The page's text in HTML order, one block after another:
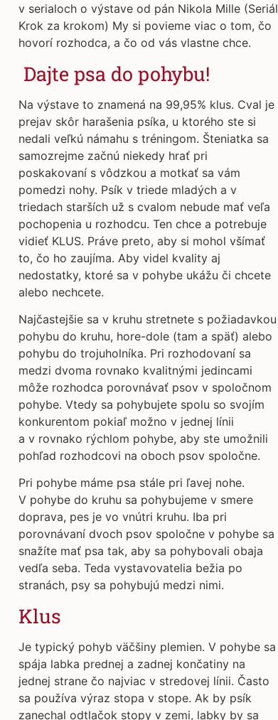
v serialoch o výstave od pán Nikola Mille (Seriál
Krok za krokom) My si povieme viac o tom, čo
hovorí rozhodca, a čo od vás vlastne chce.
Dajte psa do pohybu!
Na výstave to znamená na 99,95% klus. Cval je
prejav skôr harašenia psíka, u ktorého ste si
nedali veľkú námahu s tréningom. Šteniatka sa
samozrejme začnú niekedy hrať pri
poskakovaní s vôdzkou a motkať sa vám
pomedzi nohy. Psík v triede mladých a v
triedach starších už s cvalom nebude mať veľa
pochopenia u rozhodcu. Ten chce a potrebuje
vidieť KLUS. Práve preto, aby si mohol všímať
to, čo ho zaujíma. Aby videl kvality aj
nedostatky, ktoré sa v pohybe ukážu či chcete
alebo nechcete.
Najčastejšie sa v kruhu stretnete s požiadavkou
pohybu do kruhu, hore-dole (tam a späť) alebo
pohybu do trojuholníka. Pri rozhodovaní sa
medzi dvoma rovnako kvalitnými jedincami
môže rozhodca porovnávať psov v spoločnom
pohybe. Vtedy sa pohybujete spolu so svojím
konkurentom pokiaľ možno v jednej línii
a v rovnako rýchlom pohybe, aby ste umožnili
pohľad rozhodcovi na oboch psov spoločne.
Pri pohybe máme psa stále pri ľavej nohe.
V pohybe do kruhu sa pohybujeme v smere
doprava, pes je vo vnútri kruhu. Iba pri
porovnávaní dvoch psov spoločne v pohybe sa
snažíte mať psa tak, aby sa pohybovali obaja
vedľa seba. Teda vystavovatelia bežia po
stranách, psy sa pohybujú medzi nimi.
Klus
Je typický pohyb väčšiny plemien. V pohybe sa
spája labka prednej a zadnej končatiny na
jednej strane čo najviac v stredovej línii. Často
sa používa výraz stopa v stope. Ak by psík
zanechal odtlačok stopy v zemi, labky by sa